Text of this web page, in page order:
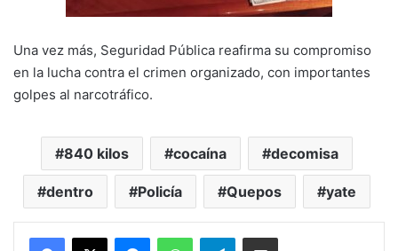
Una vez más, Seguridad Pública reafirma su compromiso
en la lucha contra el crimen organizado, con importantes
golpes al narcotráfico.
840 kilos cocaína decomisa
dentro Policía Quepos yate
MessengerWhatsAppTelegramCompartir por correo electrónico